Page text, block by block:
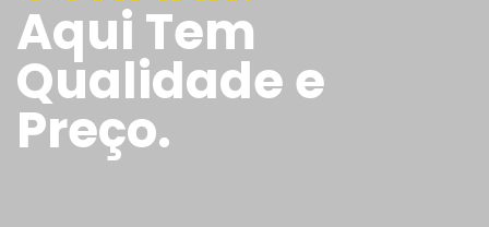
Aqui Tem
Qualidade e
Preço.